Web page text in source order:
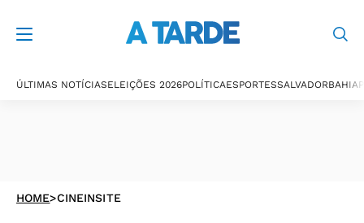
ÚLTIMAS NOTÍCIASELEIÇÕES 2026POLÍTICAESPORTESSALVADORBAHIA
HOME>CINEINSITE